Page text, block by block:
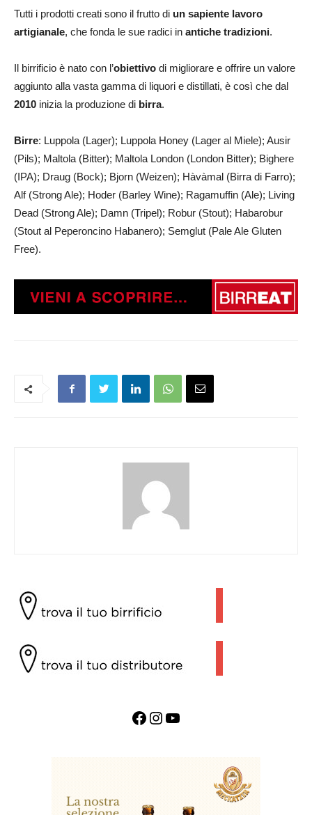
Tutti i prodotti creati sono il frutto di un sapiente lavoro
artigianale, che fonda le sue radici in antiche tradizioni.
Il birrificio è nato con l’obiettivo di migliorare e offrire un valore
aggiunto alla vasta gamma di liquori e distillati, è così che dal
2010 inizia la produzione di birra.
Birre: Luppola (Lager); Luppola Honey (Lager al Miele); Ausir
(Pils); Maltola (Bitter); Maltola London (London Bitter); Bighere
(IPA); Draug (Bock); Bjorn (Weizen); Hàvàmal (Birra di Farro);
Alf (Strong Ale); Hoder (Barley Wine); Ragamuffin (Ale); Living
Dead (Strong Ale); Damn (Tripel); Robur (Stout); Habarobur
(Stout al Peperoncino Habanero); Semglut (Pale Ale Gluten
Free).
Facebook InstagramYouTube